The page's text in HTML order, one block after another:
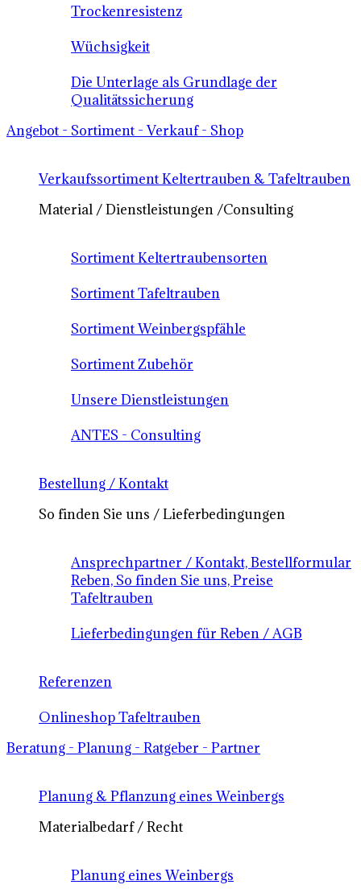
Trockenresistenz
Wüchsigkeit
Die Unterlage als Grundlage der
Qualitätssicherung
Angebot - Sortiment - Verkauf - Shop
Verkaufssortiment Keltertrauben & Tafeltrauben
Material / Dienstleistungen /Consulting
Sortiment Keltertraubensorten
Sortiment Tafeltrauben
Sortiment Weinbergspfähle
Sortiment Zubehör
Unsere Dienstleistungen
ANTES - Consulting
Bestellung / Kontakt
So finden Sie uns / Lieferbedingungen
Ansprechpartner / Kontakt, Bestellformular
Reben, So finden Sie uns, Preise
Tafeltrauben
Lieferbedingungen für Reben / AGB
Referenzen
Onlineshop Tafeltrauben
Beratung - Planung - Ratgeber - Partner
Planung & Pflanzung eines Weinbergs
Materialbedarf / Recht
Planung eines Weinbergs